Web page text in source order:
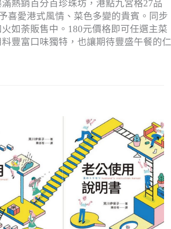
熱銷百分百珍珠坊，港點九宮格27品
喜愛港式風情、菜色多變的貴賓。同步
如荼販售中。180元價格即可任選主菜
豐富口味獨特，也讓期待豐盛午餐的仁